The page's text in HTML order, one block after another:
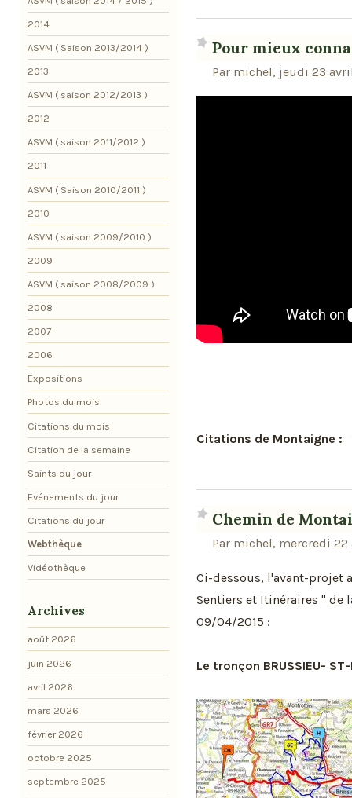
Pour mieux
Par michel, jeudi 23
Citations de Montaigne :
Chemin de
Par michel, mercredi 22
Ci-dessous, l'avant-projet
Sentiers et Itinéraires " de
09/04/2015 :
Le tronçon BRUSSIEU- ST-
2014
ASVM ( Saison 2013/2014 )
2013
ASVM ( saison 2012/2013 )
2012
ASVM ( saison 2011/2012 )
2011
ASVM ( Saison 2010/2011 )
2010
ASVM ( saison 2009/2010 )
2009
ASVM ( saison 2008/2009 )
2008
2007
2006
Expositions
Photos du mois
Citations du mois
Citation de la semaine
Saints du jour
Evénements du jour
Citations du jour
Webthèque
Vidéothèque
Archives
août 2026
juin 2026
avril 2026
mars 2026
février 2026
octobre 2025
septembre 2025